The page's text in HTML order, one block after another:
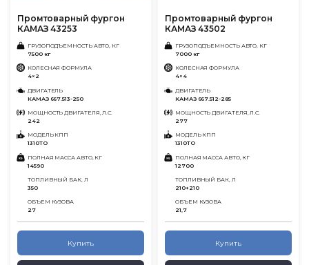
Промтоварный фургон
КАМАЗ 43253
ГРУЗОПОДЪЕМНОСТЬ АВТО, КГ
7500 кг
КОЛЕСНАЯ ФОРМУЛА
4×2
ДВИГАТЕЛЬ
КАМАЗ 667.513-250
МОЩНОСТЬ ДВИГАТЕЛЯ, Л.С.
242
МОДЕЛЬ КПП
1310ТО
ПОЛНАЯ МАССА АВТО, КГ
14590
ТОПЛИВНЫЙ БАК, Л
350
ОБЪЕМ КУЗОВА
27
Купить
Промтоварный фургон
КАМАЗ 43502
ГРУЗОПОДЪЕМНОСТЬ АВТО, КГ
7000 кг
КОЛЕСНАЯ ФОРМУЛА
4×4
ДВИГАТЕЛЬ
КАМАЗ 667.512-285
МОЩНОСТЬ ДВИГАТЕЛЯ, Л.С.
277
МОДЕЛЬ КПП
1310ТО
ПОЛНАЯ МАССА АВТО, КГ
12700
ТОПЛИВНЫЙ БАК, Л
210+210
ОБЪЕМ КУЗОВА
21,7
Купить